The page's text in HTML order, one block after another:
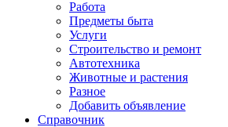
Работа
Предметы быта
Услуги
Строительство и ремонт
Автотехника
Животные и растения
Разное
Добавить объявление
Справочник